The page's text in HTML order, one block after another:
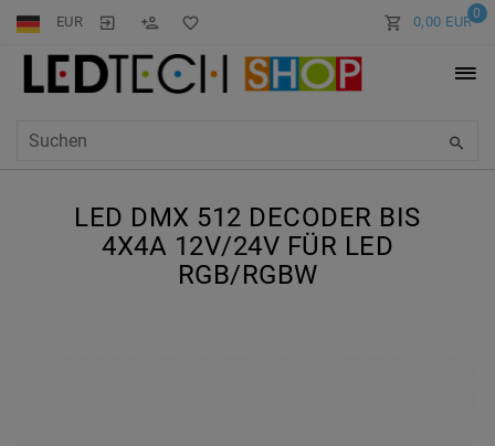
EUR 0
0,00 EUR
LED DMX 512 DECODER BIS
4X4A 12V/24V FÜR LED
RGB/RGBW